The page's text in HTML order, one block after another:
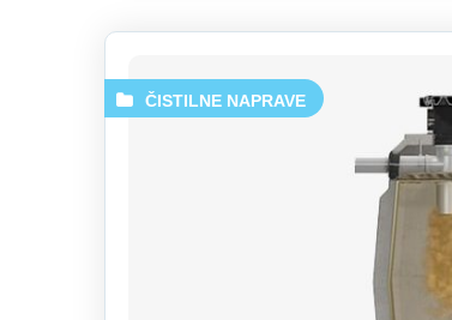
ČISTILNE NAPRAVE